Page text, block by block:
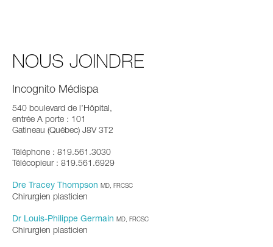
NOUS JOINDRE
Incognito Médispa
540 boulevard de l’Hôpital,
entrée A porte : 101
Gatineau (Québec) J8V 3T2
Téléphone : 819.561.3030
Télécopieur : 819.561.6929
Dre Tracey Thompson MD, FRCSC
Chirurgien plasticien
Dr Louis-Philippe Germain MD, FRCSC
Chirurgien plasticien